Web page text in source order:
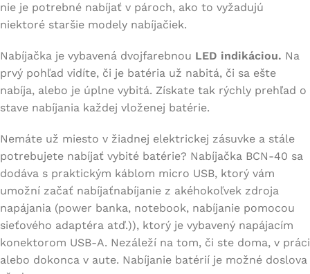
nie je potrebné nabíjať v pároch, ako to vyžadujú
niektoré staršie modely nabíjačiek.
Nabíjačka je vybavená dvojfarebnou LED indikáciou. Na
prvý pohľad vidíte, či je batéria už nabitá, či sa ešte
nabíja, alebo je úplne vybitá. Získate tak rýchly prehľad o
stave nabíjania každej vloženej batérie.
Nemáte už miesto v žiadnej elektrickej zásuvke a stále
potrebujete nabíjať vybité batérie? Nabíjačka BCN-40 sa
dodáva s praktickým káblom micro USB, ktorý vám
umožní začať nabíjaťnabíjanie z akéhokoľvek zdroja
napájania (power banka, notebook, nabíjanie pomocou
sieťového adaptéra atď.)), ktorý je vybavený napájacím
konektorom USB-A. Nezáleží na tom, či ste doma, v práci
alebo dokonca v aute. Nabíjanie batérií je možné doslova